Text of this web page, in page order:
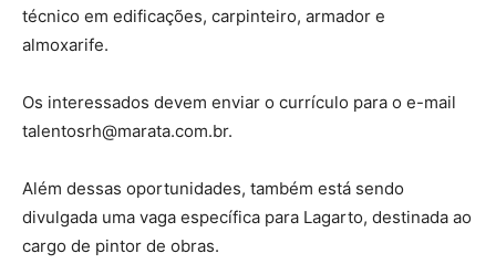
técnico em edificações, carpinteiro, armador e
almoxarife.
Os interessados devem enviar o currículo para o e-mail
talentosrh@marata.com.br.
Além dessas oportunidades, também está sendo
divulgada uma vaga específica para Lagarto, destinada ao
cargo de pintor de obras.